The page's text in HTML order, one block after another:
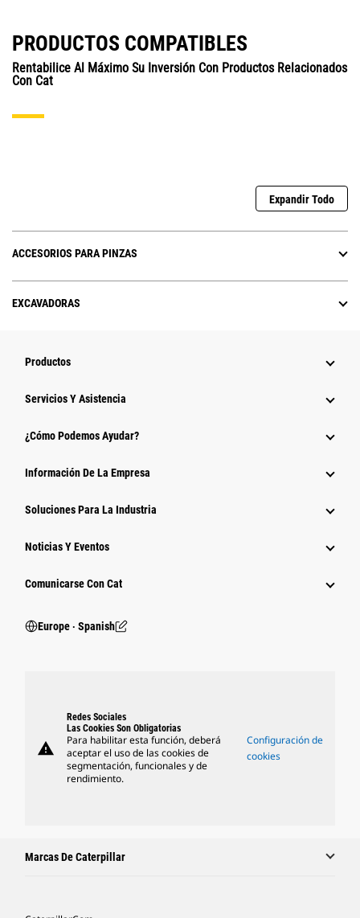
PRODUCTOS COMPATIBLES
Rentabilice Al Máximo Su Inversión Con Productos Relacionados
Con Cat
Expandir Todo
ACCESORIOS PARA PINZAS
EXCAVADORAS
Productos
Servicios Y Asistencia
¿Cómo Podemos Ayudar?
Información De La Empresa
Soluciones Para La Industria
Noticias Y Eventos
Comunicarse Con Cat
Europe ‧ Spanish
warning
Redes Sociales
Las Cookies Son Obligatorias
Para habilitar esta función, deberá
aceptar el uso de las cookies de
segmentación, funcionales y de
rendimiento.
Configuración de
cookies
Marcas De Caterpillar